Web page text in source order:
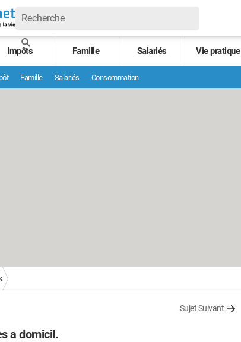
Impôts Famille Salariés Vie pratique
Famille Salariés Consommation
Sujet Suivant
a domicil.